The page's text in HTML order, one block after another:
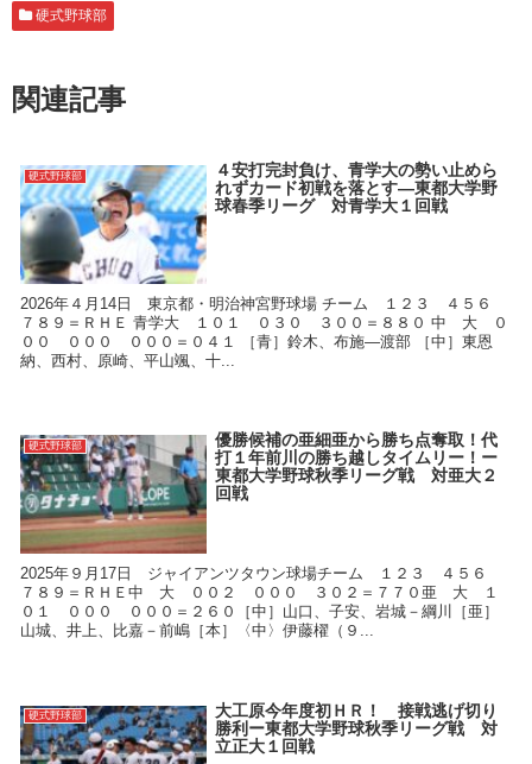
硬式野球部
関連記事
硬式野球部
４安打完封負け、青学大の勢い止めら
れずカード初戦を落とす―東都大学野
球春季リーグ 対青学大１回戦
2026年４月14日 東京都・明治神宮野球場 チーム １２３ ４５６
７８９＝ＲＨＥ 青学大 １０１ ０３０ ３００＝８８０ 中 大 ０
００ ０００ ０００＝０４１ ［青］鈴木、布施―渡部 ［中］東恩
納、西村、原崎、平山颯、十...
硬式野球部
優勝候補の亜細亜から勝ち点奪取！代
打１年前川の勝ち越しタイムリー！ー
東都大学野球秋季リーグ戦 対亜大２
回戦
2025年９月17日 ジャイアンツタウン球場チーム １２３ ４５６
７８９＝ＲＨＥ中 大 ００２ ０００ ３０２＝７７０亜 大 １
０１ ０００ ０００＝２６０［中］山口、子安、岩城－綱川［亜］
山城、井上、比嘉－前嶋［本］〈中〉伊藤櫂（９...
硬式野球部
大工原今年度初ＨＲ！ 接戦逃げ切り
勝利ー東都大学野球秋季リーグ戦 対
立正大１回戦